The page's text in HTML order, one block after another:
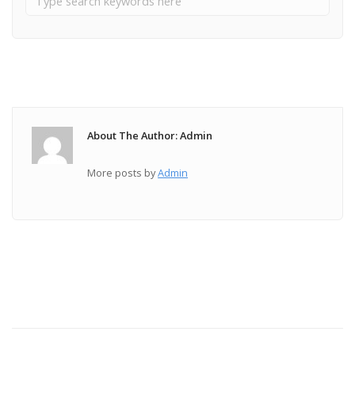
About The Author: Admin
More posts byAdmin